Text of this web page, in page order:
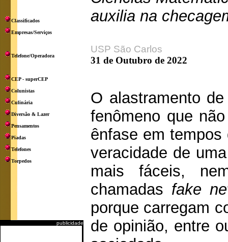
Classificados
Empresas/Serviços
Telefone/Operadora
CEP - superCEP
Colunistas
Culinária
Diversão & Lazer
Pensamentos
Piadas
Telefones
Torpedos
publicidade
auxilia na
USP São Carlos
31 de Outubro de 2022
O alastramento
fenômeno que
ênfase em
veracidade de
mais fáceis,
chamadas fake
porque carregam
de opinião, entre